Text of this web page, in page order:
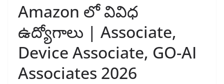
Amazon లో వివిధ
ఉద్యోగాలు | Associate,
Device Associate, GO-AI
Associates 2026